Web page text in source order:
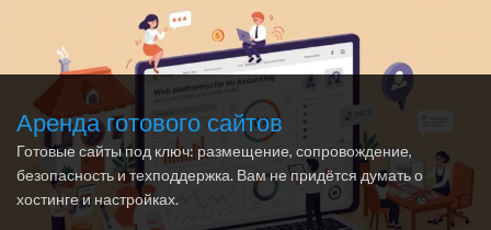
Аренда готового сайтов
Готовые сайты под ключ: размещение, сопровождение,
безопасность и техподдержка. Вам не придётся думать о
хостинге и настройках.